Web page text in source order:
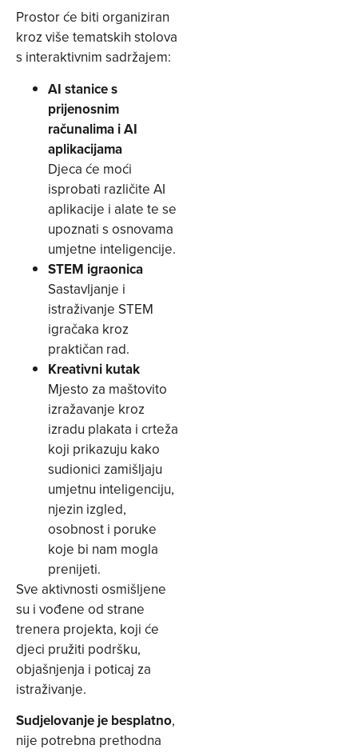
Prostor će biti organiziran
kroz više tematskih stolova
s interaktivnim sadržajem:
AI stanice s
prijenosnim
računalima i AI
aplikacijama
Djeca će moći
isprobati različite AI
aplikacije i alate te se
upoznati s osnovama
umjetne inteligencije.
STEM igraonica
Sastavljanje i
istraživanje STEM
igračaka kroz
praktičan rad.
Kreativni kutak
Mjesto za maštovito
izražavanje kroz
izradu plakata i crteža
koji prikazuju kako
sudionici zamišljaju
umjetnu inteligenciju,
njezin izgled,
osobnost i poruke
koje bi nam mogla
prenijeti.
Sve aktivnosti osmišljene
su i vođene od strane
trenera projekta, koji će
djeci pružiti podršku,
objašnjenja i poticaj za
istraživanje.
Sudjelovanje je besplatno,
nije potrebna prethodna